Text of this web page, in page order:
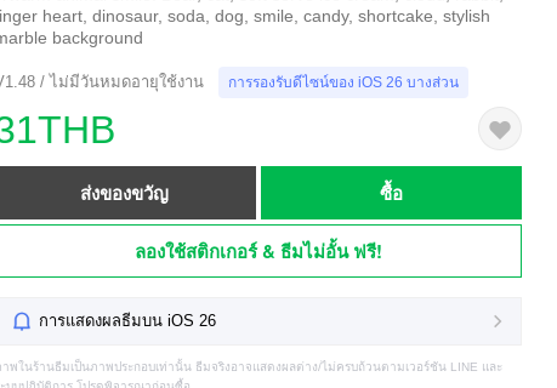
heart, dinosaur, soda, dog, smile, candy, shortcake, stylish
background
/ ไม่มีวันหมดอายุใช้งาน การรองรับดีไซน์ของ iOS 26 บางส่วน
ส่งของขวัญ ซื้อ
ลองใช้สติกเกอร์ & ธีมไม่อั้น ฟรี!
การแสดงผลธีมบน iOS 26
พในร้านธีมเป็นภาพประกอบเท่านั้น ธีมจริงอาจแสดงผลต่าง/ไม่ครบถ้วนตามเวอร์ชัน LINE และ